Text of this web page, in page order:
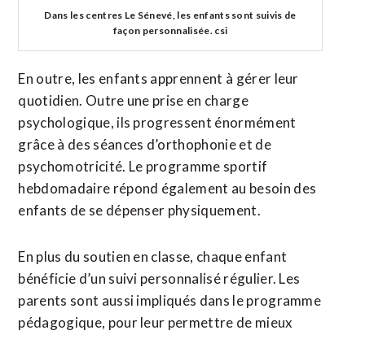
Dans les centres Le Sénevé, les enfants sont suivis de
façon personnalisée. csi
En outre, les enfants apprennent à gérer leur
quotidien. Outre une prise en charge
psychologique, ils progressent énormément
grâce à des séances d’orthophonie et de
psychomotricité. Le programme sportif
hebdomadaire répond également au besoin des
enfants de se dépenser physiquement.
En plus du soutien en classe, chaque enfant
bénéficie d’un suivi personnalisé régulier. Les
parents sont aussi impliqués dans le programme
pédagogique, pour leur permettre de mieux